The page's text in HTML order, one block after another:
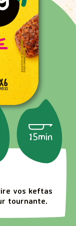
vos keftas
tournante.
15min